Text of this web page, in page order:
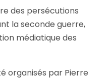
des persécutions
la seconde guerre,
médiatique des
organisés par Pierre